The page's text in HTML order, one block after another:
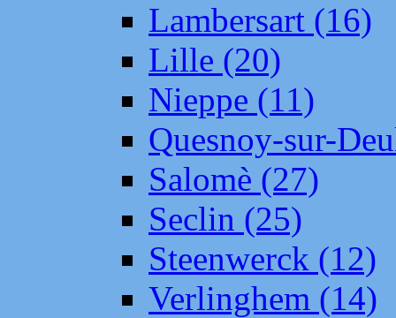
Lambersart (16)
Lille (20)
Nieppe (11)
Quesnoy-sur-
Salomè (27)
Seclin (25)
Steenwerck (12)
Verlinghem (14)